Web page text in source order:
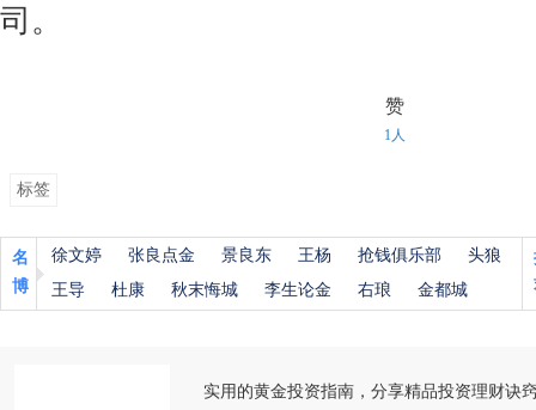
司。
赞
1人
标签
名
博
徐文婷 张良点金 景良东 王杨 抢钱俱乐部
头狼
王导
杜康 秋末悔城 李生论金 右琅 金都城
实用的黄金投资指南，分享精品投资理财诀